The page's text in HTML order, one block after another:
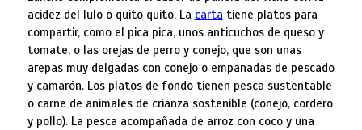
acidez del lulo o quito quito. La carta tiene platos para
compartir, como el pica pica, unos anticuchos de queso y
tomate, o las orejas de perro y conejo, que son unas
arepas muy delgadas con conejo o empanadas de pescado
y camarón. Los platos de fondo tienen pesca sustentable
o carne de animales de crianza sostenible (conejo, cordero
y pollo). La pesca acompañada de arroz con coco y una